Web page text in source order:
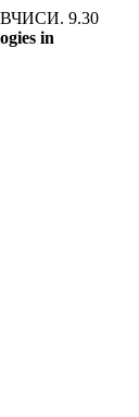
9.30
in